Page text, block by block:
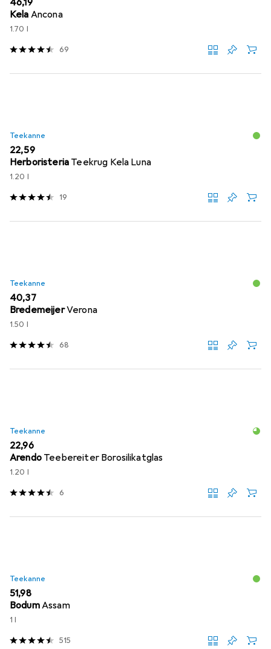
EUR
46,19
Kela Ancona
1.70 l
69
Teekanne
EUR
22,59
Herboristeria Teekrug Kela Luna
1.20 l
19
Teekanne
EUR
40,37
BredemeijerVerona
1.50 l
68
Teekanne
EUR
22,96
Arendo Teebereiter Borosilikatglas
1.20 l
6
Teekanne
EUR
51,98
BodumAssam
1 l
515